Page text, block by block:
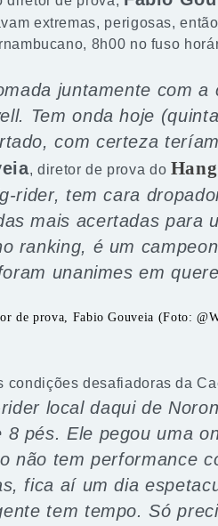
extremas, perigosas,
8h00 no fuso
juntamente com
Tem onda hoje
com certeza
, diretor de prova do
rider, tem cara
mais acertadas para
ranking, é um
unanimes em
de prova, Fabio Gouveia (Foto:
condições desafiadoras da
local daqui de
8 pés. Ele pegou uma
não tem performance
fica aí um dia
tem tempo. Só